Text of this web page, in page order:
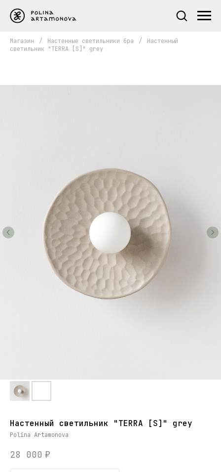
Магазин / Настенные светильники бра /
Настенный
светильник "TERRA [S]" grey
Настенный светильник "TERRA [S]" grey
Polina Artamonova
28 000 ₽